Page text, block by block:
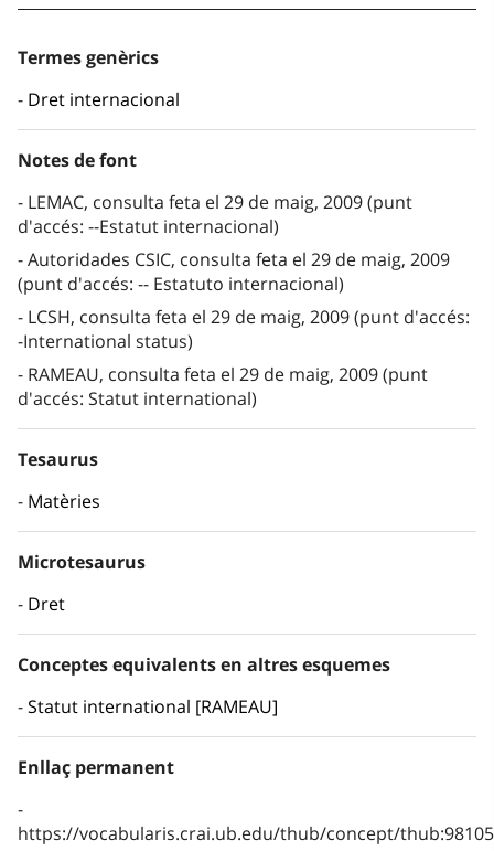
Termes genèrics
Dret internacional
Notes de font
LEMAC, consulta feta el 29 de maig, 2009 (punt
d'accés: --Estatut internacional)
Autoridades CSIC, consulta feta el 29 de maig, 2009
(punt d'accés: -- Estatuto internacional)
LCSH, consulta feta el 29 de maig, 2009 (punt d'accés:
-International status)
RAMEAU, consulta feta el 29 de maig, 2009 (punt
d'accés: Statut international)
Tesaurus
Matèries
Microtesaurus
Dret
Conceptes equivalents en altres esquemes
Statut international [RAMEAU]
Enllaç permanent
https://vocabularis.crai.ub.edu/thub/concept/